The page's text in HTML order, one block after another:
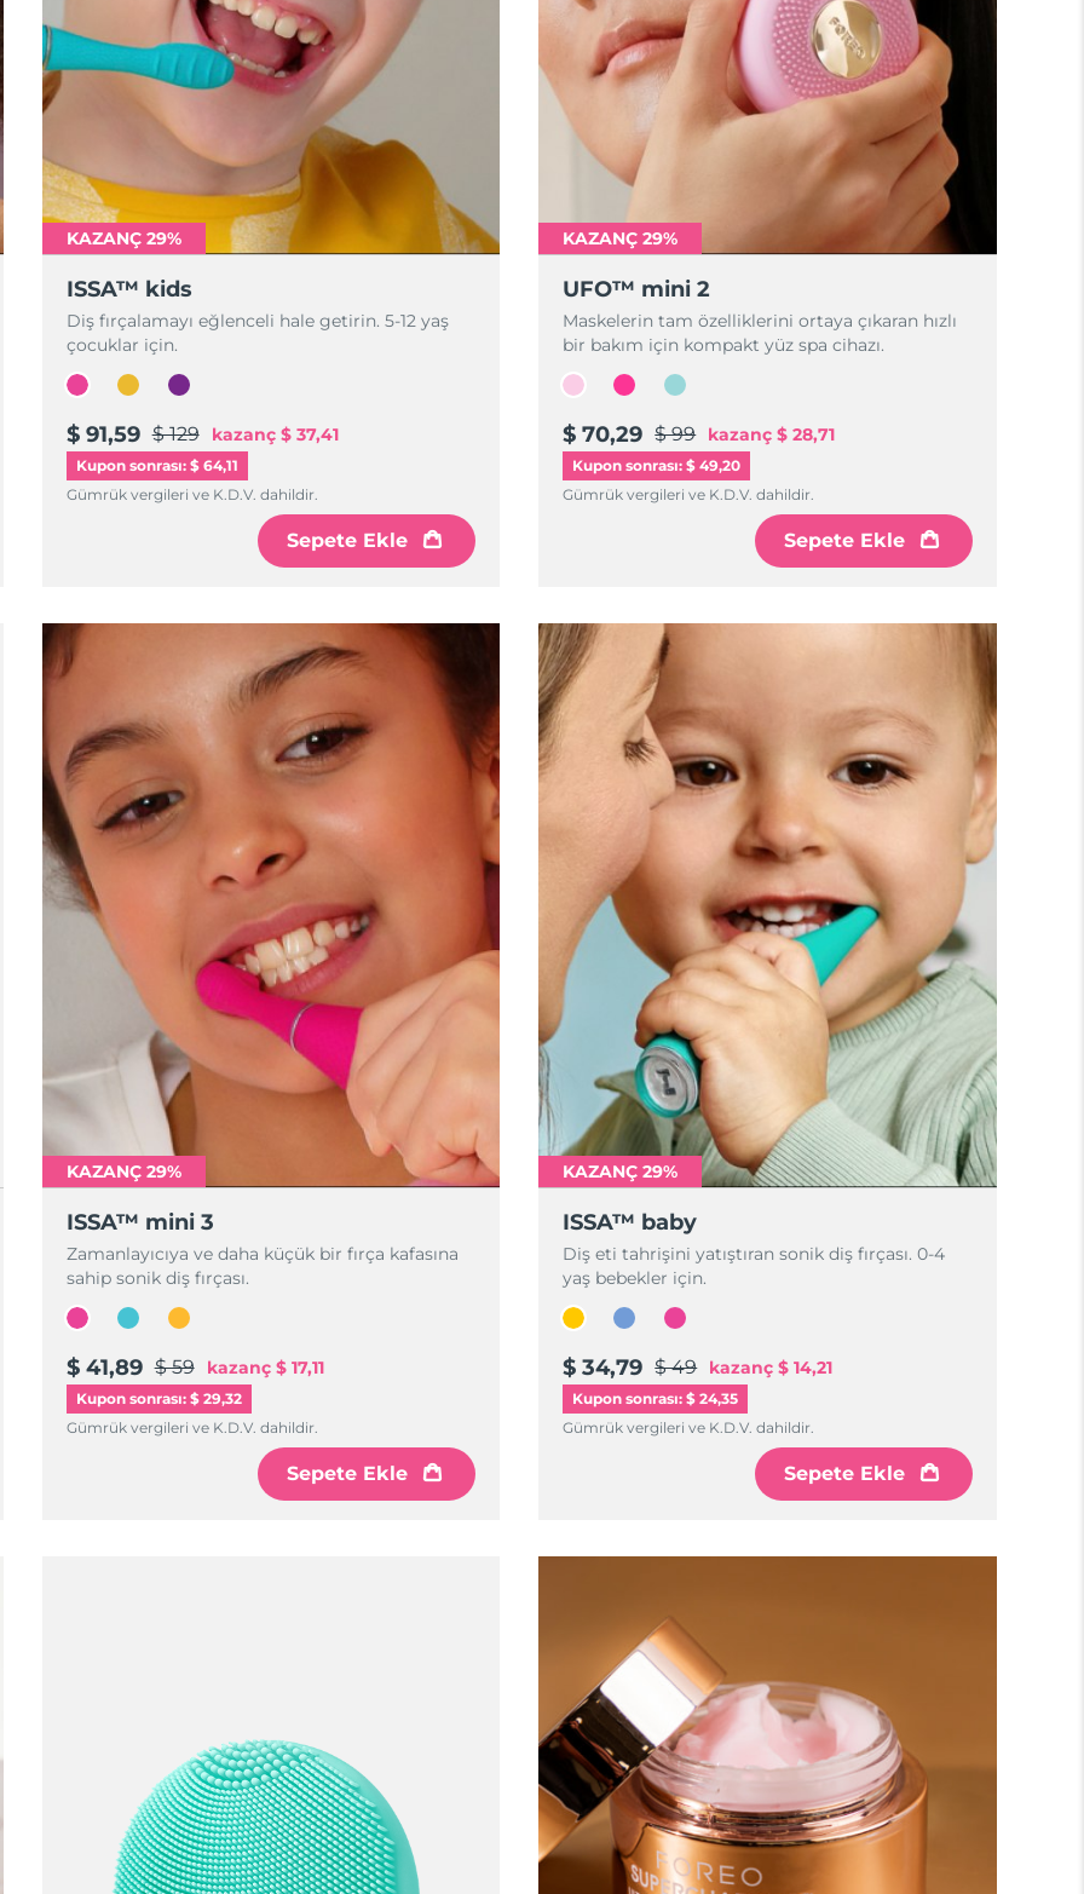
KAZANÇ 29%
ISSA™ kids
Diş fırçalamayı eğlenceli hale getirin. 5-12 yaş
çocuklar için.
$ 91,59 $ 129 kazanç $ 37,41
Kupon sonrası: $ 64,11
Gümrük vergileri ve K.D.V. dahildir.
Sepete Ekle
KAZANÇ 29%
UFO™ mini 2
Maskelerin tam özelliklerini ortaya çıkaran hızlı
bir bakım için kompakt yüz spa cihazı.
$ 70,29 $ 99 kazanç $ 28,71
Kupon sonrası: $ 49,20
Gümrük vergileri ve K.D.V. dahildir.
Sepete Ekle
KAZANÇ 29%
ISSA™ mini 3
Zamanlayıcıya ve daha küçük bir fırça kafasına
sahip sonik diş fırçası.
$ 41,89 $ 59 kazanç $ 17,11
Kupon sonrası: $ 29,32
Gümrük vergileri ve K.D.V. dahildir.
Sepete Ekle
KAZANÇ 29%
ISSA™ baby
Diş eti tahrişini yatıştıran sonik diş fırçası. 0-4
yaş bebekler için.
$ 34,79 $ 49 kazanç $ 14,21
Kupon sonrası: $ 24,35
Gümrük vergileri ve K.D.V. dahildir.
Sepete Ekle